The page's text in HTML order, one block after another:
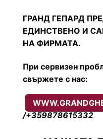
ГРАНД ГЕПАРД
ЕДИНСТВЕНО И
НА ФИРМАТА.
При сервизен
свържете с нас:
/+359878615332